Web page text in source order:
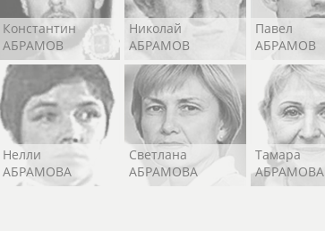
Константин
АБРАМОВ
Николай
АБРАМОВ
Павел
АБРАМОВ
Нелли
АБРАМОВА
Светлана
АБРАМОВА
Тамара
АБРАМОВА